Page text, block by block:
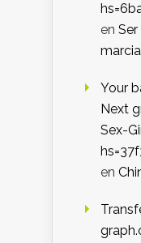
en
Your
Next
Sex-
en